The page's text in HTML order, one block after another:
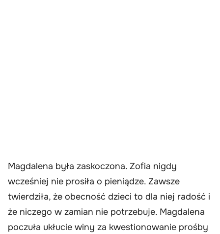
Magdalena była zaskoczona. Zofia nigdy
wcześniej nie prosiła o pieniądze. Zawsze
twierdziła, że obecność dzieci to dla niej radość i
że niczego w zamian nie potrzebuje. Magdalena
poczuła ukłucie winy za kwestionowanie prośby